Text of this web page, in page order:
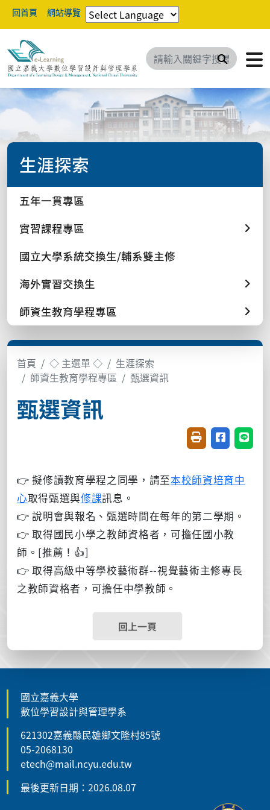
回首頁 網站導覽
搜尋
生涯探索
五年一貫專區
實習課程專區
國立大學系統交換生/輔系雙主修
海外實習交換生
師資生教育學程專區
首頁 ◇ 主選單 ◇
生涯探索
師資生教育學程專區
甄選資訊
甄選資訊
友善列印(開新視
分享至臉書
分享
👉 擬修讀教育學程之同學，請至本校師資培育中
心取得甄選與修課訊息。
👉說明會與報名、甄選時間在每年的第二學期。
👉 取得國民小學之教師資格者，可擔任國小教
師。[推薦！👍]
👉 取得高級中等學校藝術群--視覺藝術主修專長
之教師資格者，可擔任中學教師。
回上一頁
國立嘉義大學
數位學習設計與管理學系
621302嘉義縣民雄鄉文隆村85號
05-2068130
etech@mail.ncyu.edu.tw
最後更新日期：2026.08.07